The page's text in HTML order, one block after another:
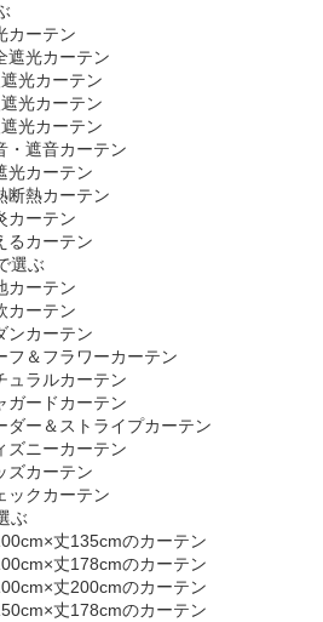
カーテン
遮光カーテン
光カーテン
光カーテン
光カーテン
・遮音カーテン
光カーテン
断熱カーテン
カーテン
るカーテン
選ぶ
カーテン
カーテン
ンカーテン
フ＆フラワーカーテン
ュラルカーテン
ガードカーテン
ダー＆ストライプカーテン
ズニーカーテン
ズカーテン
ックカーテン
ぶ
丈135cmのカーテン
丈178cmのカーテン
丈200cmのカーテン
丈178cmのカーテン